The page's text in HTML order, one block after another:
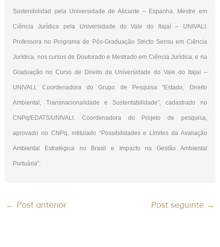
Sostenibilidad pela Universidade de Alicante – Espanha. Mestre em
Ciência Jurídica pela Universidade do Vale do Itajaí – UNIVALI.
Professora no Programa de Pós-Graduação Stricto Sensu em Ciência
Jurídica, nos cursos de Doutorado e Mestrado em Ciência Jurídica, e na
Graduação no Curso de Direito da Universidade do Vale do Itajaí –
UNIVALI. Coordenadora do Grupo de Pesquisa “Estado, Direito
Ambiental, Transnacionalidade e Sustentabilidade”, cadastrado no
CNPq/EDATS/UNIVALI. Coordenadora do Projeto de pesquisa,
aprovado no CNPq, intitulado “Possibilidades e Limites da Avaliação
Ambiental Estratégica no Brasil e Impacto na Gestão Ambiental
Portuária”.
← Post anterior Post seguinte →